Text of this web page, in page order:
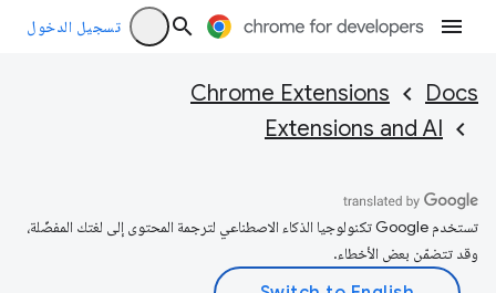
تسجيل الدخول
Docs
Chrome Extensions
Extensions and AI
تستخدم Google تكنولوجيا الذكاء الاصطناعي لترجمة المحتوى إلى لغتك المفضّلة،
وقد تتضمّن بعض الأخطاء.